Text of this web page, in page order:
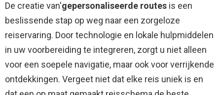
De creatie van'gepersonaliseerde routes is een
beslissende stap op weg naar een zorgeloze
reiservaring. Door technologie en lokale hulpmiddelen
in uw voorbereiding te integreren, zorgt u niet alleen
voor een soepele navigatie, maar ook voor verrijkende
ontdekkingen. Vergeet niet dat elke reis uniek is en